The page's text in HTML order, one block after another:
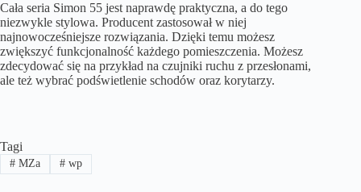
Cała seria Simon 55 jest naprawdę praktyczna, a do tego
niezwykle stylowa. Producent zastosował w niej
najnowocześniejsze rozwiązania. Dzięki temu możesz
zwiększyć funkcjonalność każdego pomieszczenia. Możesz
zdecydować się na przykład na czujniki ruchu z przesłonami,
ale też wybrać podświetlenie schodów oraz korytarzy.
Tagi
#MZa #wp